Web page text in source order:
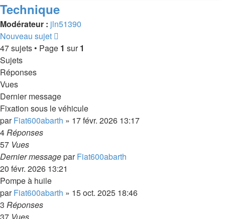
Technique
Modérateur : jln51390
Nouveau sujet
47 sujets • Page 1 sur1
Sujets
Réponses
Vues
Dernier message
Fixation sous le véhicule
parFiat600abarth » 17 févr. 2026 13:17
4Réponses
57 Vues
Dernier messageparFiat600abarth
20 févr. 2026 13:21
Pompe à huile
parFiat600abarth » 15 oct. 2025 18:46
3 Réponses